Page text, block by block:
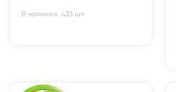
В наличии: 433 шт